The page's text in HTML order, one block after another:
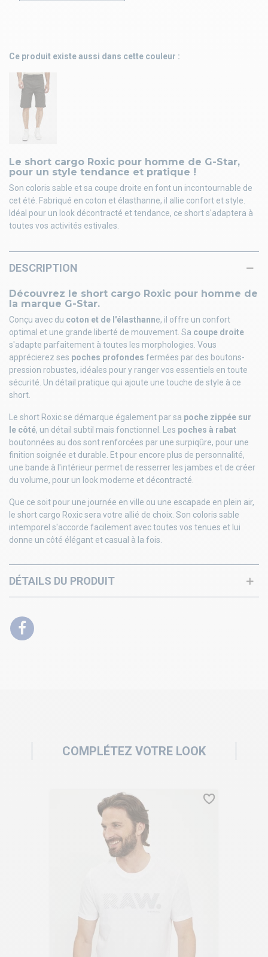
Le short cargo Roxic pour homme de G-Star,
pour un style tendance et pratique !
Son coloris sable et sa coupe droite en font un incontournable de
cet été. Fabriqué en coton et élasthanne, il allie confort et style.
Idéal pour un look décontracté et tendance, ce short s'adaptera à
toutes vos activités estivales.
Ce produit existe aussi dans cette couleur :
DESCRIPTION
Découvrez le short cargo Roxic pour homme de
la marque G-Star.
Conçu avec du coton et de l'élasthanne, il offre un confort
optimal et une grande liberté de mouvement. Sa coupe droite
s'adapte parfaitement à toutes les morphologies. Vous
apprécierez ses poches profondes fermées par des boutons-
pression robustes, idéales pour y ranger vos essentiels en toute
sécurité. Un détail pratique qui ajoute une touche de style à ce
short.
Le short Roxic se démarque également par sa poche zippée sur
le côté, un détail subtil mais fonctionnel. Les poches à rabat
boutonnées au dos sont renforcées par une surpiqûre, pour une
finition soignée et durable. Et pour encore plus de personnalité,
une bande à l'intérieur permet de resserrer les jambes et de créer
du volume, pour un look moderne et décontracté.
Que ce soit pour une journée en ville ou une escapade en plein air,
le short cargo Roxic sera votre allié de choix. Son coloris sable
intemporel s'accorde facilement avec toutes vos tenues et lui
donne un côté élégant et casual à la fois.
DÉTAILS DU PRODUIT
COMPLÉTEZ VOTRE LOOK